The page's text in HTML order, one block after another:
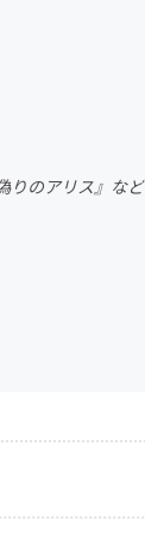
ソーシャルグッ
りのアリス』な